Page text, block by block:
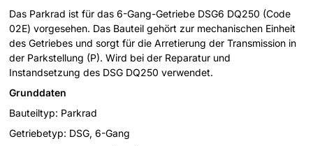
Das Parkrad ist für das 6-Gang-Getriebe DSG6 DQ250 (Code
02E) vorgesehen. Das Bauteil gehört zur mechanischen Einheit
des Getriebes und sorgt für die Arretierung der Transmission in
der Parkstellung (P). Wird bei der Reparatur und
Instandsetzung des DSG DQ250 verwendet.
Grunddaten
Bauteiltyp: Parkrad
Getriebetyp: DSG, 6-Gang